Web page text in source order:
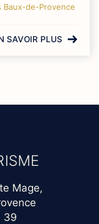
Baux-de-Provence
SAVOIR PLUS
Mage,
39